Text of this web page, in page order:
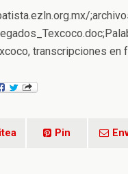
transcripciones en
Pin